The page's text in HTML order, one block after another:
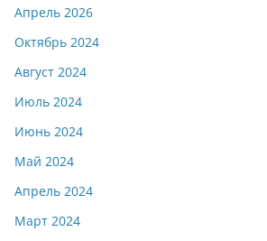
Апрель 2026
Октябрь 2024
Август 2024
Июль 2024
Июнь 2024
Май 2024
Апрель 2024
Март 2024